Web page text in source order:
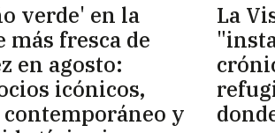
verde' en la
más fresca de
en agosto:
icónicos,
y
La